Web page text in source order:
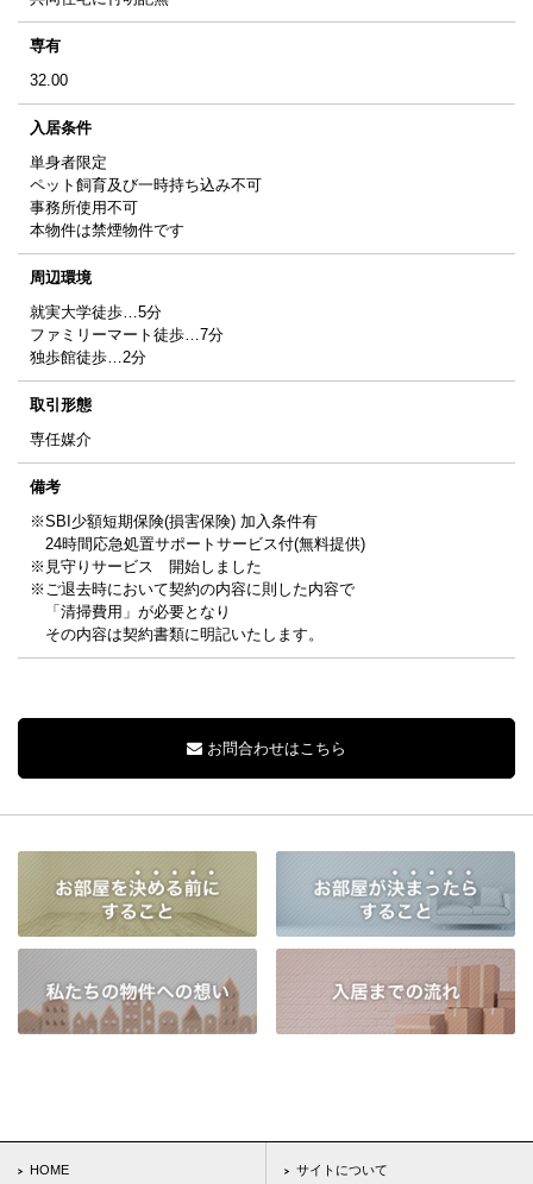
専有
32.00
入居条件
単身者限定
ペット飼育及び一時持ち込み不可
事務所使用不可
本物件は禁煙物件です
周辺環境
就実大学徒歩…5分
ファミリーマート徒歩…7分
独歩館徒歩…2分
取引形態
専任媒介
備考
※SBI少額短期保険(損害保険) 加入条件有
24時間応急処置サポートサービス付(無料提供)
※見守りサービス 開始しました
※ご退去時において契約の内容に則した内容で
「清掃費用」が必要となり
その内容は契約書類に明記いたします。
お問合わせはこちら
HOME サイトについて